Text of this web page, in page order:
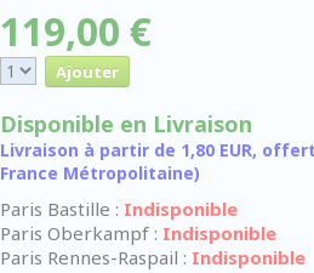
119,00 €
Disponible en Livraison
Livraison à partir de 1,80 EUR,
France Métropolitaine)
Paris Bastille : Indisponible
Paris Oberkampf : Indisponible
Paris Rennes-Raspail : Indisponible